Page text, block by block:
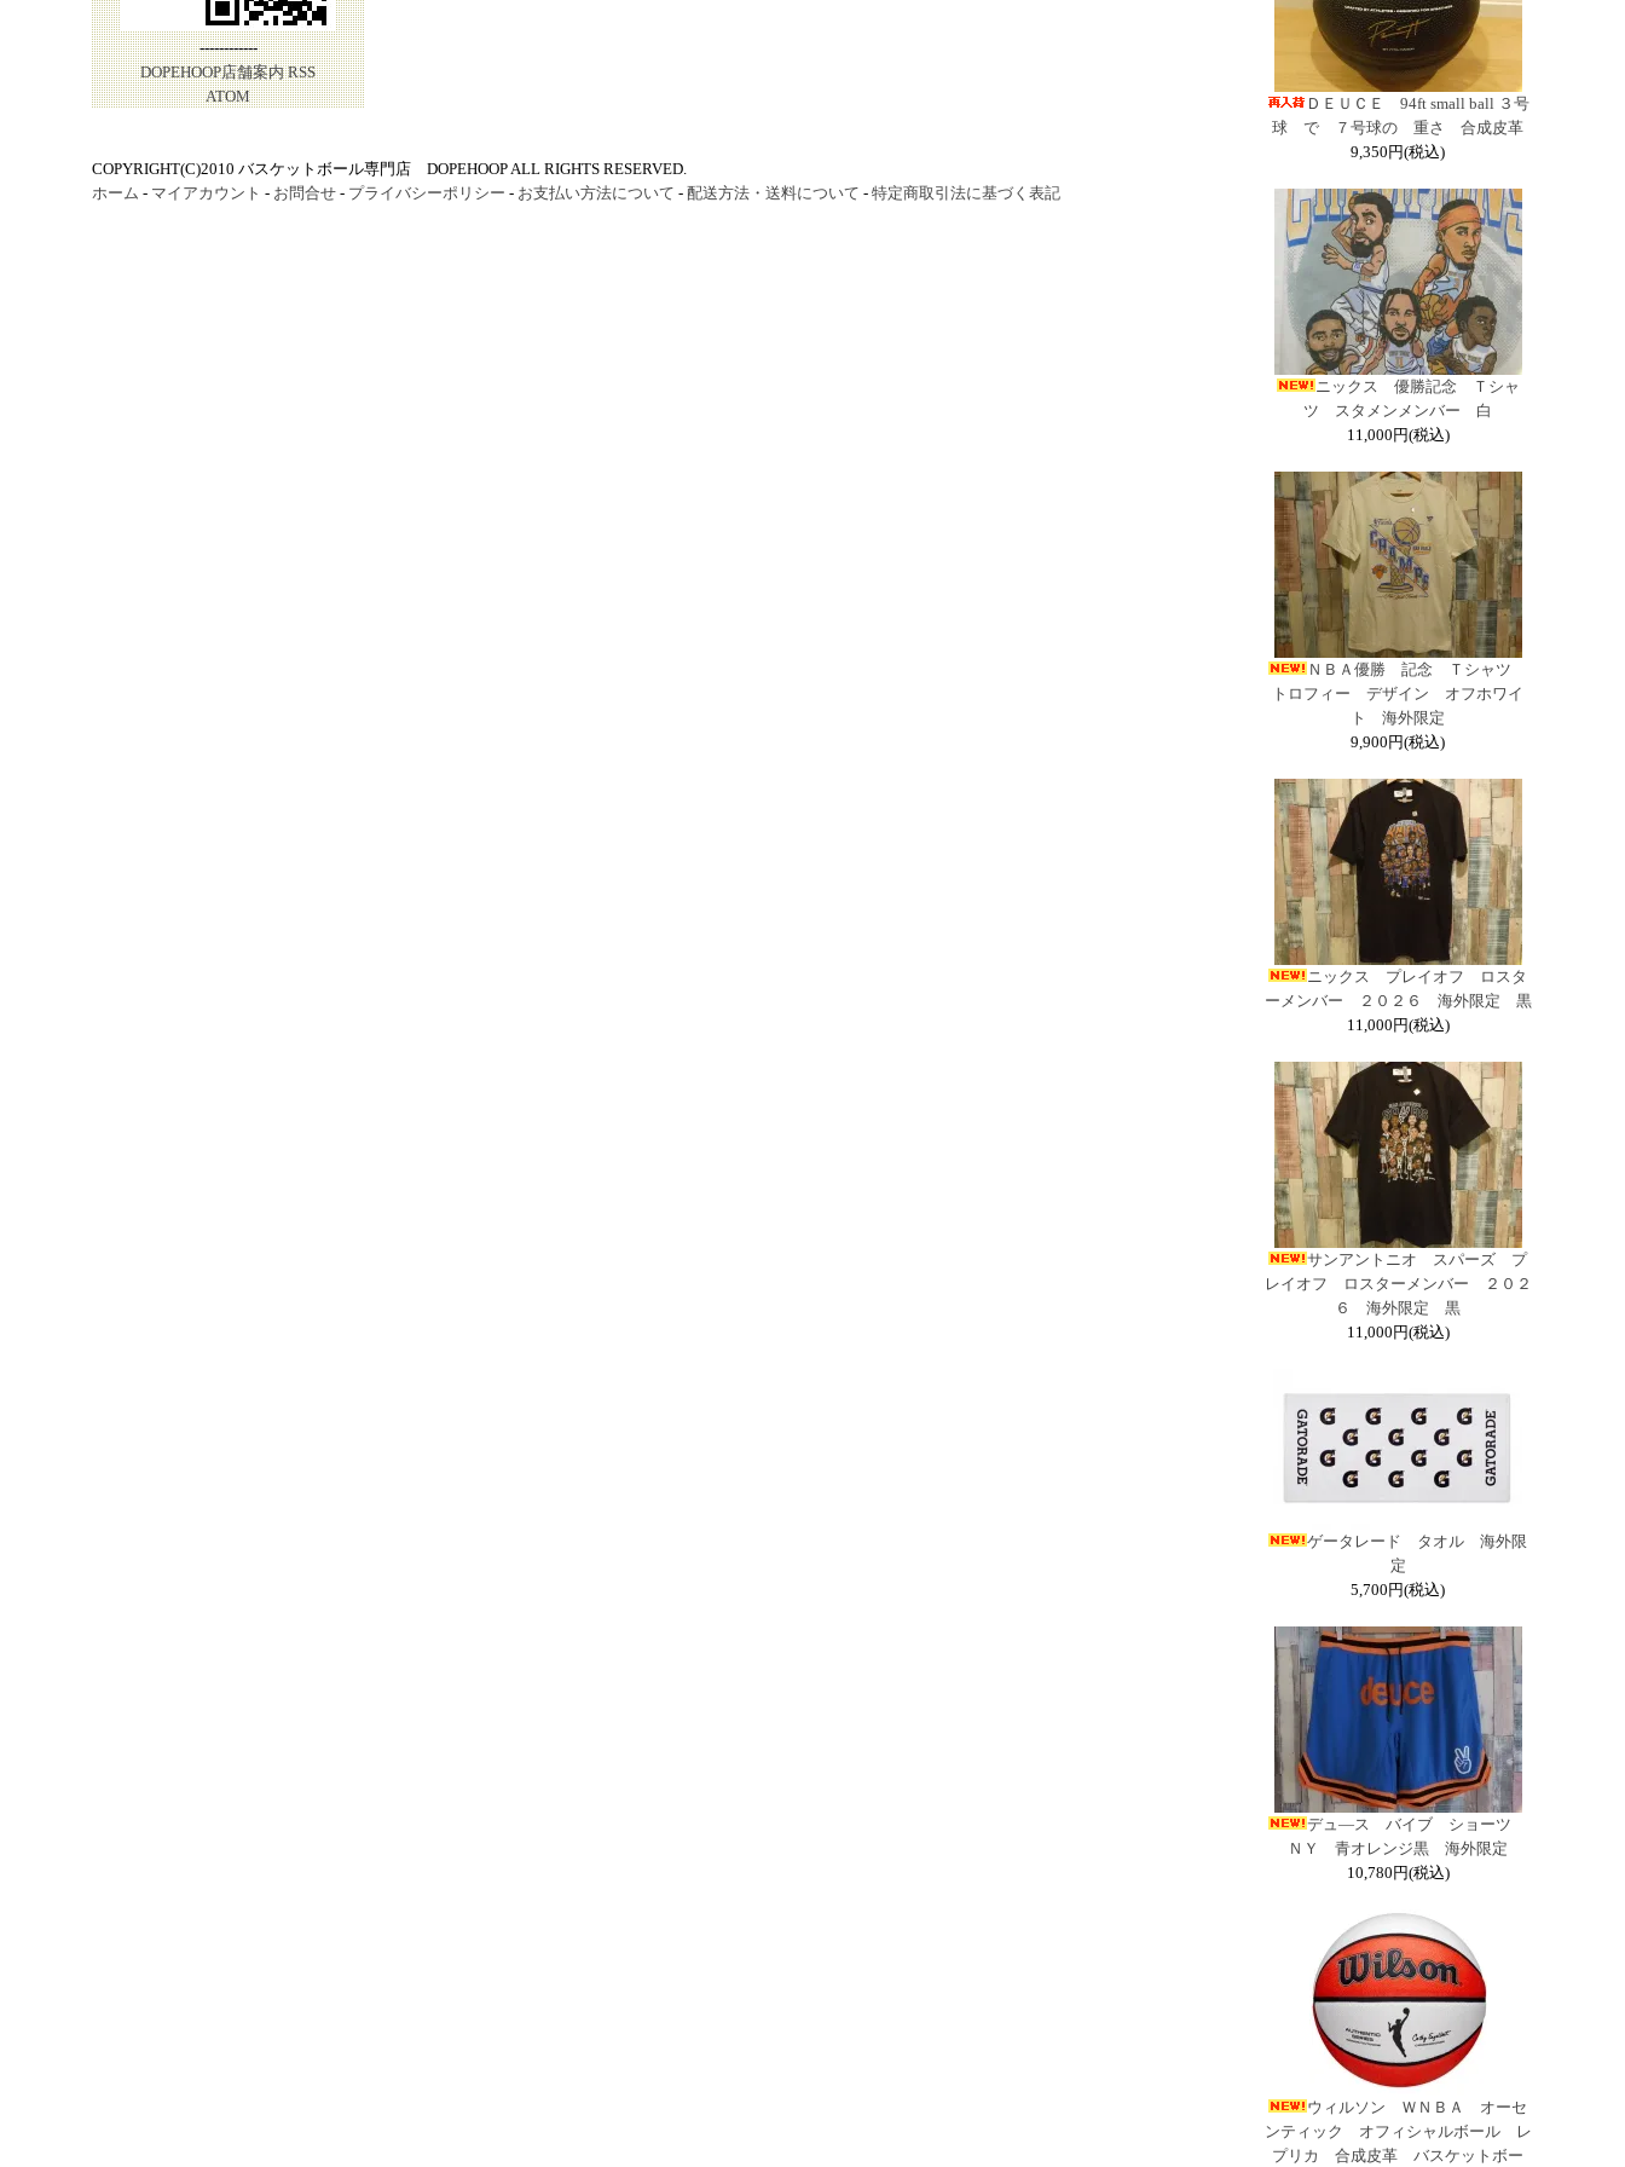
------------
DOPEHOOP店舗案内 RSS
ATOM
ＤＥＵＣＥ 94ft small ball ３号
球 で ７号球の 重さ 合成皮革
9,350円(税込)
ニックス 優勝記念 Ｔシャ
ツ スタメンメンバー 白
11,000円(税込)
ＮＢＡ優勝 記念 Ｔシャツ
トロフィー デザイン オフホワイ
ト 海外限定
9,900円(税込)
ニックス プレイオフ ロスタ
ーメンバー ２０２６ 海外限定 黒
11,000円(税込)
サンアントニオ スパーズ プ
レイオフ ロスターメンバー ２０２
６ 海外限定 黒
11,000円(税込)
ゲータレード タオル 海外限
定
5,700円(税込)
デュ―ス バイブ ショーツ
ＮＹ 青オレンジ黒 海外限定
10,780円(税込)
ウィルソン ＷＮＢＡ オーセ
ンティック オフィシャルボール レ
プリカ 合成皮革 バスケットボー
COPYRIGHT(C)2010 バスケットボール専門店 DOPEHOOP ALL RIGHTS RESERVED.
ホーム - マイアカウント - お問合せ - プライバシーポリシー - お支払い方法について - 配送方法・送料について - 特定商取引法に基づく表記